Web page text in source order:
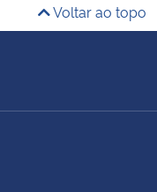
Voltar ao topo